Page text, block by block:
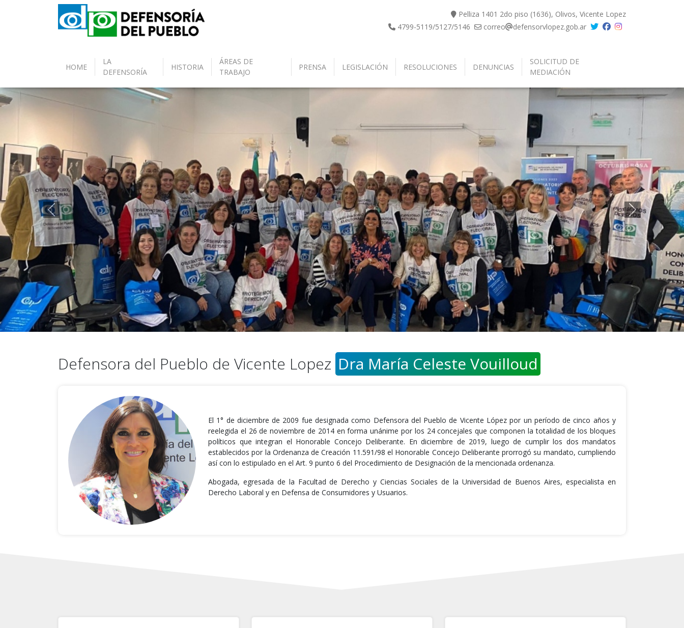
Pelliza 1401 2do piso (1636), Olivos, Vicente Lopez
4799-5119/5127/5146
correo defensorvlopez.gob.ar
HOME
LA
DEFENSORÍA
HISTORIA
ÁREAS DE
TRABAJO
PRENSA LEGISLACIÓN RESOLUCIONES DENUNCIAS
SOLICITUD DE
MEDIACIÓN
Anterior Siguiente
Defensora del Pueblo de Vicente Lopez Dra María Celeste Vouilloud
El 1° de diciembre de 2009 fue designada como Defensora del Pueblo de Vicente López por un período de cinco años y
reelegida el 26 de noviembre de 2014 en forma unánime por los 24 concejales que componen la totalidad de los bloques
políticos que integran el Honorable Concejo Deliberante. En diciembre de 2019, luego de cumplir los dos mandatos
establecidos por la Ordenanza de Creación 11.591/98 el Honorable Concejo Deliberante prorrogó su mandato, cumpliendo
así con lo estipulado en el Art. 9 punto 6 del Procedimiento de Designación de la mencionada ordenanza.
Abogada, egresada de la Facultad de Derecho y Ciencias Sociales de la Universidad de Buenos Aires, especialista en
Derecho Laboral y en Defensa de Consumidores y Usuarios.